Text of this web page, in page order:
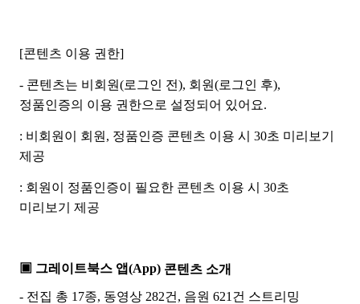
[콘텐츠 이용 권한]
- 콘텐츠는 비회원(로그인 전), 회원(로그인 후),
정품인증의 이용 권한으로 설정되어 있어요.
: 비회원이 회원, 정품인증 콘텐츠 이용 시 30초 미리보기
제공
: 회원이 정품인증이 필요한 콘텐츠 이용 시 30초
미리보기 제공
▣ 그레이트북스 앱(App) 콘텐츠 소개
- 전집 총 17종, 동영상 282건, 음원 621건 스트리밍